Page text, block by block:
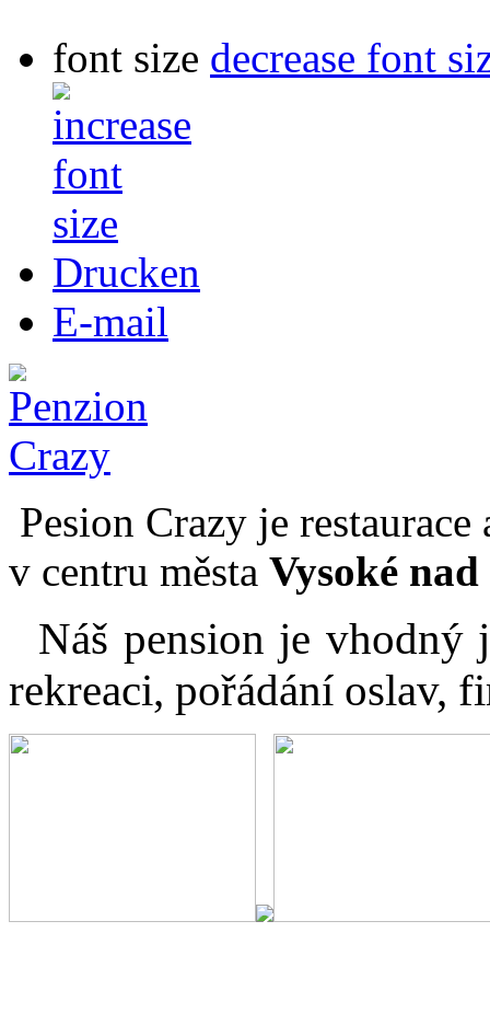
font size decrease font
Drucken
E-mail
Pesion Crazy je
v centru města Vysoké
Náš pension je vhodný
rekreaci, pořádání oslav,